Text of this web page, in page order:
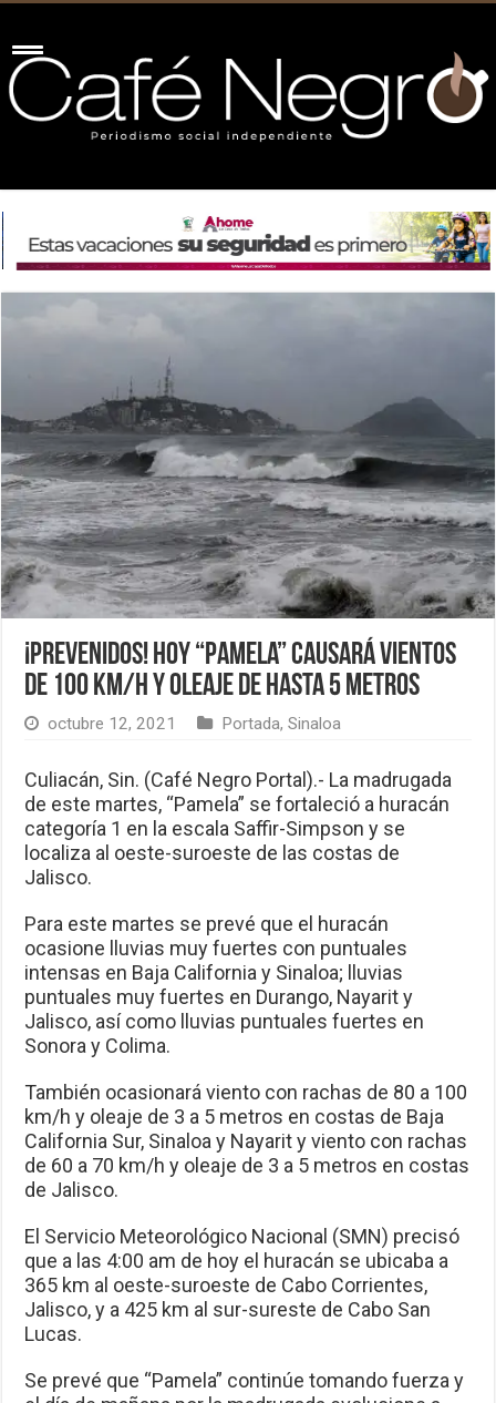
¡Prevenidos! Hoy “Pamela” causará vientos
de 100 km/h y oleaje de hasta 5 metros
octubre 12, 2021 Portada,Sinaloa
Culiacán, Sin. (Café Negro Portal).- La madrugada
de este martes, “Pamela” se fortaleció a huracán
categoría 1 en la escala Saffir-Simpson y se
localiza al oeste-suroeste de las costas de
Jalisco.
Para este martes se prevé que el huracán
ocasione lluvias muy fuertes con puntuales
intensas en Baja California y Sinaloa; lluvias
puntuales muy fuertes en Durango, Nayarit y
Jalisco, así como lluvias puntuales fuertes en
Sonora y Colima.
También ocasionará viento con rachas de 80 a 100
km/h y oleaje de 3 a 5 metros en costas de Baja
California Sur, Sinaloa y Nayarit y viento con rachas
de 60 a 70 km/h y oleaje de 3 a 5 metros en costas
de Jalisco.
El Servicio Meteorológico Nacional (SMN) precisó
que a las 4:00 am de hoy el huracán se ubicaba a
365 km al oeste-suroeste de Cabo Corrientes,
Jalisco, y a 425 km al sur-sureste de Cabo San
Lucas.
Se prevé que “Pamela” continúe tomando fuerza y